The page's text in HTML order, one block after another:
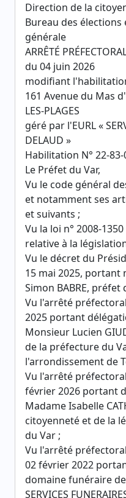
Direction de la
Bureau des
générale
ARRÊTÉ
du 04 juin 2026
modifiant
161 Avenue du Mas
LES-PLAGES
géré par l'EURL «
DELAUD »
Habilitation N° 22-83-
Le Préfet du Var,
Vu le code général
et notamment ses
et suivants ;
Vu la loi n° 2008-
relative à la
Vu le décret du
15 mai 2025,
Simon BABRE, préfet
Vu l'arrêté
2025 portant
Monsieur Lucien
de la préfecture du
l'arrondissement de
Vu l'arrêté
février 2026 portant
Madame Isabelle
citoyenneté et de la
du Var ;
Vu l'arrêté
02 février 2022
domaine funéraire
SERVICES